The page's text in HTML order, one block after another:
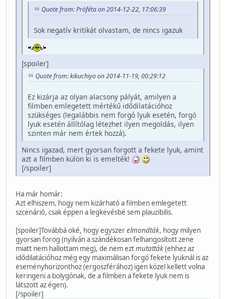
Quote from: Próféta on 2014-12-22, 17:06:39
Sok negatív kritikát olvastam, de nincs igazuk
[spoiler]
Quote from: kikuchiyo on 2014-11-19, 00:29:12
Ez kizárja az olyan alacsony pályát, amilyen a
filmben emlegetett mértékű idődilatációhoz
szükséges (legalábbis nem forgó lyuk esetén, forgó
lyuk esetén állítólag létezhet ilyen megoldás, ilyen
szinten már nem értek hozzá).
Nincs igazad, mert gyorsan forgott a fekete lyuk, amint
azt a filmben külön ki is emelték!
[/spoiler]
Ha már homár:
Azt elhiszem, hogy nem kizárható a filmben emlegetett
szcenárió, csak éppen a legkevésbé sem plauzibilis.
[spoiler]Továbbá oké, hogy egyszerelmondták, hogy milyen
gyorsan forog (nyilván a szándékosan felhangosított zene
miatt nem hallottam meg), de nem eztmutatták(ehhez az
idődilatációhoz még egy maximálisan forgó fekete lyuknál is az
eseményhorizonthoz (ergoszférához) igen közel kellett volna
keringeni a bolygónak, de a filmben a fekete lyuk nem is
látszott az égen).
[/spoiler]